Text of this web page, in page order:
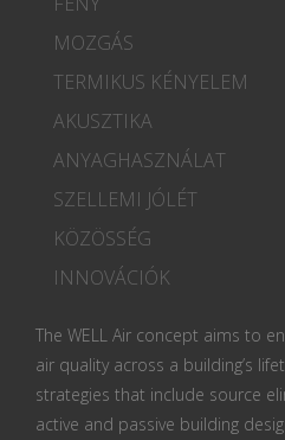
MOZGÁS
TERMIKUS KÉNYELEM
AKUSZTIKA
ANYAGHASZNÁLAT
SZELLEMI JÓLÉT
KÖZÖSSÉG
INNOVÁCIÓK
The WELL Air concept aims to
air quality across a building’s
strategies that include source
active and passive building